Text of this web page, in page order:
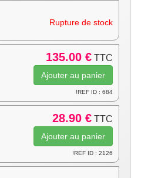
Rupture de stock
135.00 € TTC
!REF ID : 684
28.90 € TTC
!REF ID : 2126